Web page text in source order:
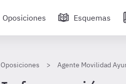
Oposiciones Esquemas
Oposiciones Agente Movilidad